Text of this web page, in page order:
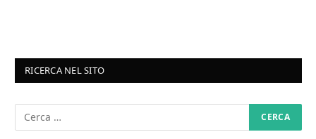
RICERCA NEL SITO